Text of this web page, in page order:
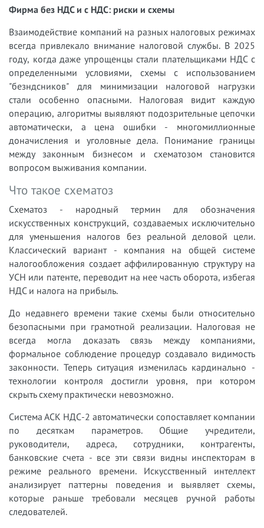
Фирма без НДС и с НДС: риски и схемы
Взаимодействие компаний на разных налоговых режимах
всегда привлекало внимание налоговой службы. В 2025
году, когда даже упрощенцы стали плательщиками НДС с
определенными условиями, схемы с использованием
"безндсников" для минимизации налоговой нагрузки
стали особенно опасными. Налоговая видит каждую
операцию, алгоритмы выявляют подозрительные цепочки
автоматически, а цена ошибки - многомиллионные
доначисления и уголовные дела. Понимание границы
между законным бизнесом и схематозом становится
вопросом выживания компании.
Что такое схематоз
Схематоз - народный термин для обозначения
искусственных конструкций, создаваемых исключительно
для уменьшения налогов без реальной деловой цели.
Классический вариант - компания на общей системе
налогообложения создает аффилированную структуру на
УСН или патенте, переводит на нее часть оборота, избегая
НДС и налога на прибыль.
До недавнего времени такие схемы были относительно
безопасными при грамотной реализации. Налоговая не
всегда могла доказать связь между компаниями,
формальное соблюдение процедур создавало видимость
законности. Теперь ситуация изменилась кардинально -
технологии контроля достигли уровня, при котором
скрыть схему практически невозможно.
Система АСК НДС-2 автоматически сопоставляет компании
по десяткам параметров. Общие учредители,
руководители, адреса, сотрудники, контрагенты,
банковские счета - все эти связи видны инспекторам в
режиме реального времени. Искусственный интеллект
анализирует паттерны поведения и выявляет схемы,
которые раньше требовали месяцев ручной работы
следователей.